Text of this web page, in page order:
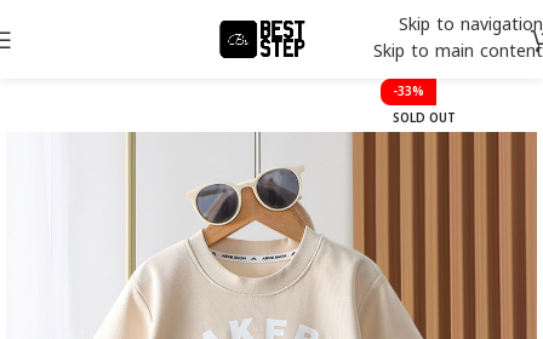
Skip to navigation
Skip to main content
-33%
SOLD OUT